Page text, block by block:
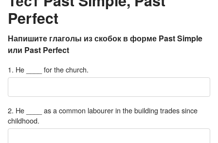
Perfect
Напишите глаголы из скобок в форме Past Simple
или Past Perfect
1. He ____ for the church.
2. He ____ as a common labourer in the building trades since
childhood.